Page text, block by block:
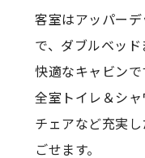
客室はアッパー
で、ダブルベッ
快適なキャビンで
全室トイレ＆シ
チェアなど充実
ごせます。